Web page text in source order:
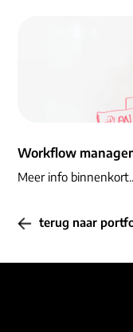
Workflow
Meer info binnenkort..
terug naar